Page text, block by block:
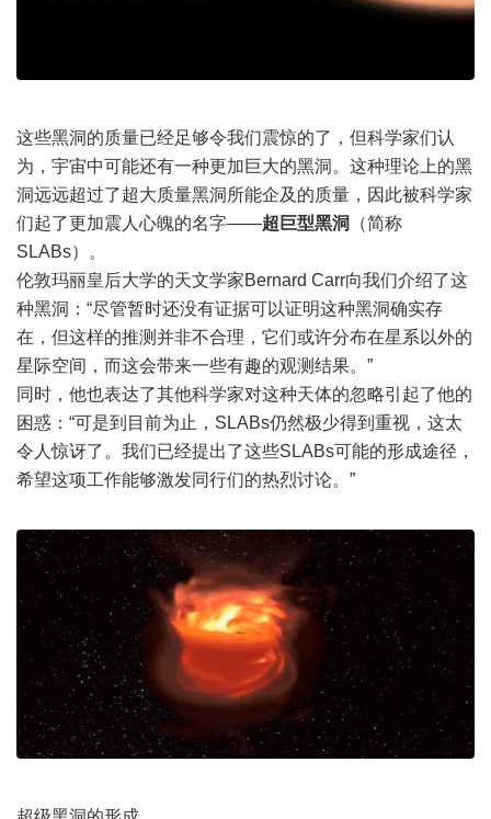
这些黑洞的质量已经足够令我们震惊的了，但科学家们认
为，宇宙中可能还有一种更加巨大的黑洞。这种理论上的黑
洞远远超过了超大质量黑洞所能企及的质量，因此被科学家
们起了更加震人心魄的名字——超巨型黑洞
（简称
SLABs）。
伦敦玛丽皇后大学的天文学家Bernard Carr向我们介绍了这
种黑洞：“尽管暂时还没有证据可以证明这种黑洞确实存
在，但这样的推测并非不合理，它们或许分布在星系以外的
星际空间，而这会带来一些有趣的观测结果。”
同时，他也表达了其他科学家对这种天体的忽略引起了他的
困惑：“可是到目前为止，SLABs仍然极少得到重视，这太
令人惊讶了。我们已经提出了这些SLABs可能的形成途径，
希望这项工作能够激发同行们的热烈讨论。”